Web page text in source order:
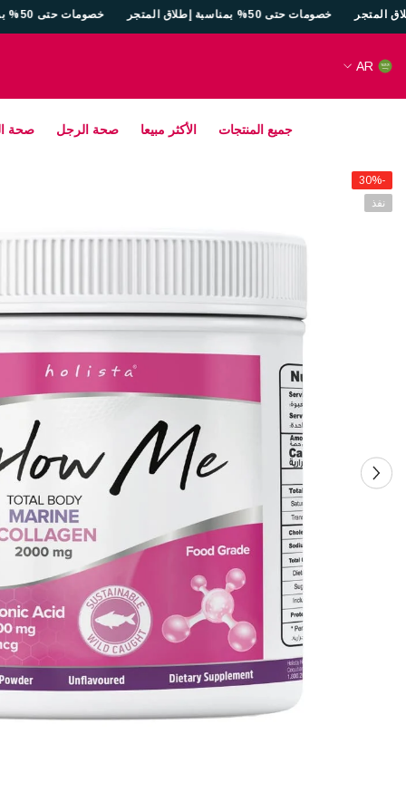
انتقل إلى المحتوى خصومات حتى 50% خصومات حتى 50% بمناسبة إطلاق المتجر
AR
جميع المنتجات الأكثر مبيعا صحة الرجل صحة
-30%
نفذ